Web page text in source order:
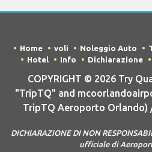
Home voli Noleggio Auto
Hotel
Info Dichiarazione
COPYRIGHT © 2026 Try
"TripTQ" and
TripTQ Aeroporto Orlando)
DICHIARAZIONE DI NON
ufficiale di